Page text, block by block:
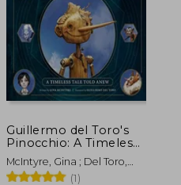
S/ 163,54 dcto.
Guillermo del Toro's
Pinocchio: A Timeless
Tale Told Anew (en
Inglés)
McIntyre, Gina ; Del Toro,
Guillermo
(1)